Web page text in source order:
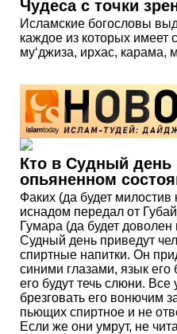
Чудеса с точки
Исламские богословы
каждое из которых имеет
му‘джиза, ирхас, карама,
Кто в Судный день
опьяненном
Факих (да будет
иснадом передал от
Гумара (да будет
Судный день приведут
спиртные напитки. Он
синими глазами, язык его
его будут течь слюни.
брезговать его вонючим
пьющих спиртное и не
Если же они умрут, не